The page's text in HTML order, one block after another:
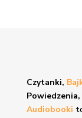
Czytanki,
Powiedzenia,
Audiobooki